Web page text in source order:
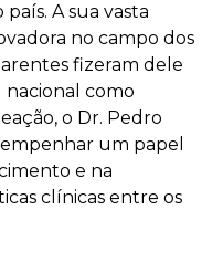
A sua vasta
no campo dos
fizeram dele
como
o Dr. Pedro
um papel
e na
clínicas entre os